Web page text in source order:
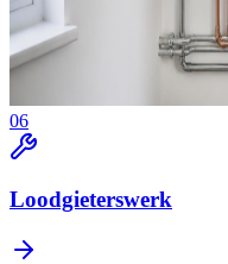
06
Loodgieterswerk